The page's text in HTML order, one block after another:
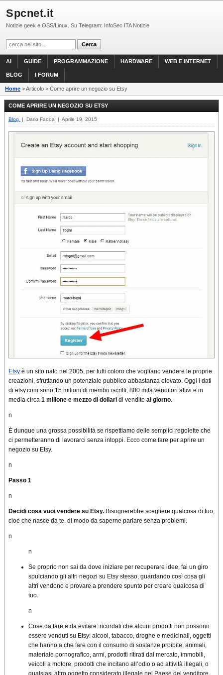
Spcnet.it
Notizie geek e OSS/Linux. Su Telegram: InfoSec ITA Notizie
AI GUIDE PROGRAMMAZIONE HARDWARE WEB E INTERNET
BLOG I FORUM
Home > Articolo > Come aprire un negozio su Etsy
COME APRIRE UN NEGOZIO SU ETSY
Blog | Dario Fadda | Aprile 19, 2015
Etsy è un sito nato nel 2005, per tutti coloro che vogliano vendere le proprie
creazioni, sfruttando un potenziale pubblico abbastanza elevato. Oggi i dati
di etsy.com sono 15 milioni di membri iscritti, 800 mila venditori attivi e in
media circa 1 milione e mezzo di dollari di vendite al giorno.
n
È dunque una grossa possibilità se rispettiamo delle semplici regolette che
ci permetteranno di lavorarci senza intoppi. Ecco come fare per aprire un
negozio su Etsy.
n
Passo 1
n
Decidi cosa vuoi vendere su Etsy. Bisognerebbe scegliere qualcosa di tuo,
cioè che nasce da te, di modo da saperne parlare senza problemi.
n
n
Se proprio non sai da dove iniziare per recuperare idee, fai un giro
spulciando gli altri negozi su Etsy stesso, guardando così cosa gli
altri vendono e provare a prendere spunto per creare qualcosa di
tuo.
n
Cose da fare e da evitare: ricordati che alcuni prodotti non possono
essere venduti su Etsy: alcool, tabacco, droghe e medicinali, oggetti
che hanno a che fare con il consumo di sostanze proibite, animali,
materiale pornografico, armi, prodotti ritirati dal mercato, immobili,
veicoli a motore, prodotti che incitano all’odio o ad attività illegali, o